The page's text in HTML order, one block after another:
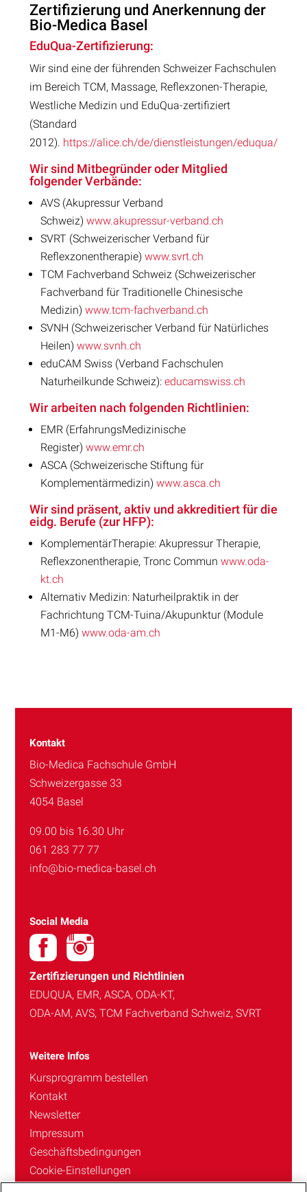
Zertifizierung und Anerkennung der
Bio-Medica Basel
EduQua-Zertifizierung:
Wir sind eine der führenden Schweizer Fachschulen
im Bereich TCM, Massage, Reflexzonen-Therapie,
Westliche Medizin und EduQua-zertifiziert
(Standard
2012). https://alice.ch/de/dienstleistungen/eduqua/
Wir sind Mitbegründer oder Mitglied
folgender Verbände:
AVS (Akupressur Verband
Schweiz) www.akupressur-verband.ch
SVRT (Schweizerischer Verband für
Reflexzonentherapie) www.svrt.ch
TCM Fachverband Schweiz (Schweizerischer
Fachverband für Traditionelle Chinesische
Medizin) www.tcm-fachverband.ch
SVNH (Schweizerischer Verband für Natürliches
Heilen) www.svnh.ch
eduCAM Swiss (Verband Fachschulen
Naturheilkunde Schweiz): educamswiss.ch
Wir arbeiten nach folgenden Richtlinien:
EMR (ErfahrungsMedizinische
Register) www.emr.ch
ASCA (Schweizerische Stiftung für
Komplementärmedizin) www.asca.ch
Wir sind präsent, aktiv und akkreditiert für die
eidg. Berufe (zur HFP):
KomplementärTherapie: Akupressur Therapie,
Reflexzonentherapie, Tronc Commun www.oda-
kt.ch
Alternativ Medizin: Naturheilpraktik in der
Fachrichtung TCM-Tuina/Akupunktur (Module
M1-M6) www.oda-am.ch
Kontakt
Bio-Medica Fachschule GmbH
Schweizergasse 33
4054 Basel
09.00 bis 16.30 Uhr
061 283 77 77
info@bio-medica-basel.ch
Social Media
Zertifizierungen und Richtlinien
EDUQUA, EMR, ASCA, ODA-KT,
ODA-AM, AVS, TCM Fachverband Schweiz, SVRT
Weitere Infos
Kursprogramm bestellen
Kontakt
Newsletter
Impressum
Geschäftsbedingungen
Cookie-Einstellungen